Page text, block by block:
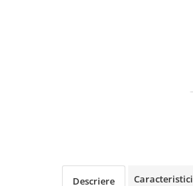
Descriere Caracteristici